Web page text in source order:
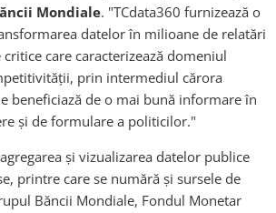
Mondiale. "TCdata360 furnizează o
datelor în milioane de relatări
care caracterizează domeniul
prin intermediul cărora
beneficiază de o mai bună informare în
și de formulare a politicilor."
și vizualizarea datelor publice
printre care se numără și sursele de
Băncii Mondiale, Fondul Monetar